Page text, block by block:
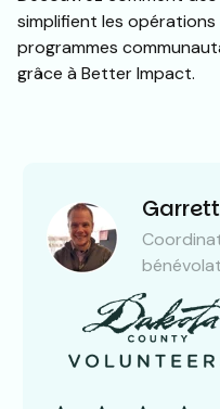
simplifient les
programmes
grâce à Better Impact.
bénévolat